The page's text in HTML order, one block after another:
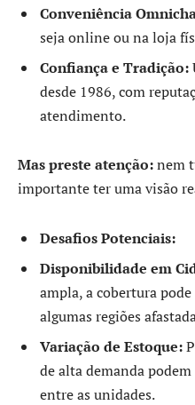
Conveniência
seja online ou na loja
Confiança e Tradição:
desde 1986, com
atendimento.
Mas preste atenção:nem
importante ter uma visão
Desafios Potenciais:
Disponibilidade em
ampla, a cobertura
algumas regiões
Variação de Estoque:
de alta demanda
entre as unidades.